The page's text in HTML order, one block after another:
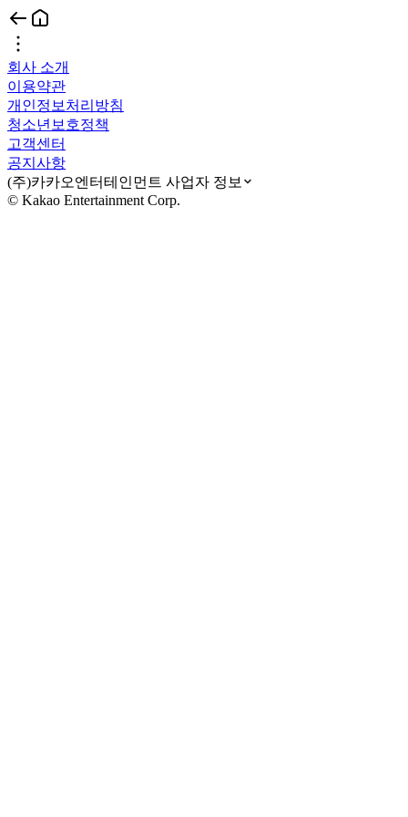
회사 소개
이용약관
개인정보처리방침
청소년보호정책
고객센터
공지사항
(주)카카오엔터테인먼트 사업자 정보
© Kakao Entertainment Corp.